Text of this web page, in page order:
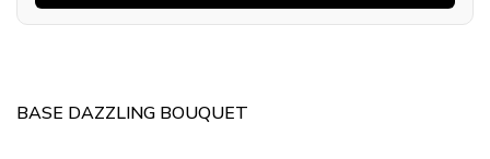
BASE DAZZLING BOUQUET